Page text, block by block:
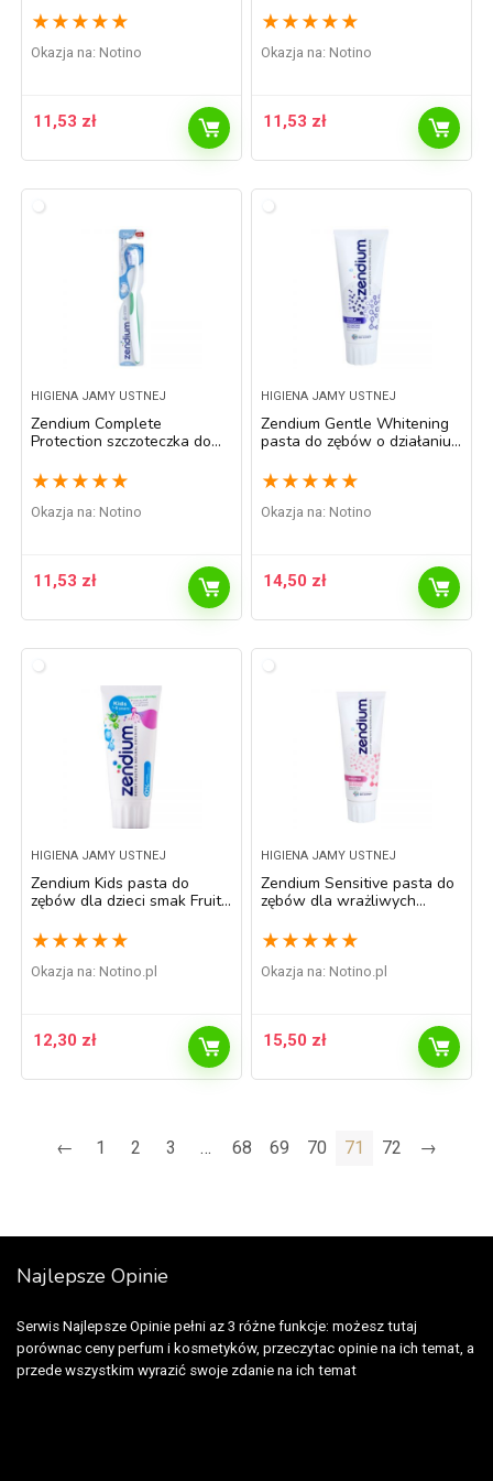
★ ★ ★ ★ ★
Okazja na: Notino
11,53 zł
★ ★ ★ ★ ★
Okazja na: Notino
11,53 zł
HIGIENA JAMY USTNEJ
Zendium Complete
Protection szczoteczka do
★ ★ ★ ★ ★
Okazja na: Notino
11,53 zł
HIGIENA JAMY USTNEJ
Zendium Gentle Whitening
pasta do zębów o działaniu
★ ★ ★ ★ ★
Okazja na: Notino
14,50 zł
HIGIENA JAMY USTNEJ
Zendium Kids pasta do
zębów dla dzieci smak Fruity
★ ★ ★ ★ ★
Okazja na: notino.pl
12,30 zł
HIGIENA JAMY USTNEJ
Zendium Sensitive pasta do
zębów dla wrażliwych
★ ★ ★ ★ ★
Okazja na: notino.pl
15,50 zł
← 1 2 3 … 68 69 70 71 72 →
Najlepsze Opinie
Serwis Najlepsze Opinie pełni az 3 różne funkcje: możesz tutaj
porównac ceny perfum i kosmetyków, przeczytac opinie na ich temat, a
przede wszystkim wyrazić swoje zdanie na ich temat